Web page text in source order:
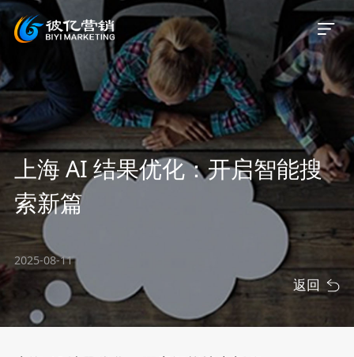
首页
关于我们
服务案例
新闻资讯
上海 AI 结果优化：开启智能搜
索新篇
2025-08-11
返回